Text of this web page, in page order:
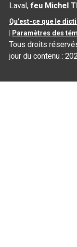
Laval,feu Michel
Qu’est-ce que le
Paramètres des
Tous droits
jour du contenu :